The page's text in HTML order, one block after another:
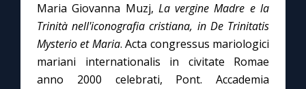
Maria Giovanna Muzj, La vergine Madre e la
Trinità nell'iconografia cristiana, in De Trinitatis
Mysterio et Maria. Acta congressus mariologici
mariani internationalis in civitate Romae
anno 2000 celebrati, Pont. Accademia